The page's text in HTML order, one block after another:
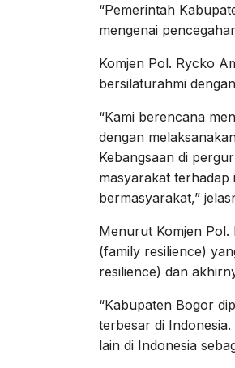
“Pemerintah
mengenai
Komjen Pol. Rycko
bersilaturahmi
“Kami berencana
dengan
Kebangsaan di
masyarakat
bermasyarakat,”
Menurut Komjen Pol.
(family resilience)
resilience) dan
“Kabupaten Bogor
terbesar di
lain di Indonesia